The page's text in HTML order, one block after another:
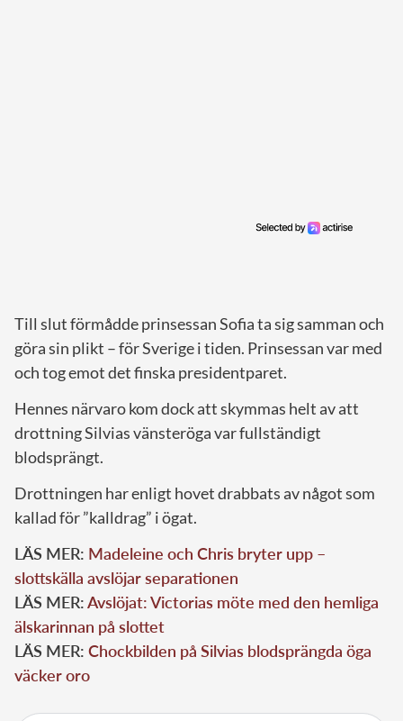
Till slut förmådde prinsessan Sofia ta sig samman och
göra sin plikt – för Sverige i tiden. Prinsessan var med
och tog emot det finska presidentparet.
Hennes närvaro kom dock att skymmas helt av att
drottning Silvias vänsteröga var fullständigt
blodsprängt.
Drottningen har enligt hovet drabbats av något som
kallad för ”kalldrag” i ögat.
LÄS MER: Madeleine och Chris bryter upp –
slottskälla avslöjar separationen
LÄS MER:Avslöjat: Victorias möte med den hemliga
älskarinnan på slottet
LÄS MER: Chockbilden på Silvias blodsprängda öga
väcker oro